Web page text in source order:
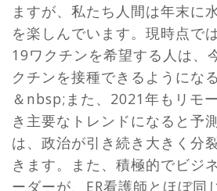
ますが、私たち人間は年末に
を楽しんでいます。現時点で
19ワクチンを希望する人は、
クチンを接種できるようにな
＆nbsp;また、2021年もリモ
き主要なトレンドになると予
は、政治が引き続き大きく分
きます。また、積極的でビジ
ーダーが、ER看護師とほぼ同